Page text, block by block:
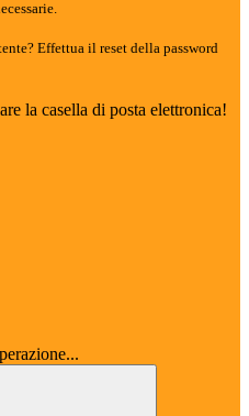
Effettua il reset della password
la casella di posta elettronica!